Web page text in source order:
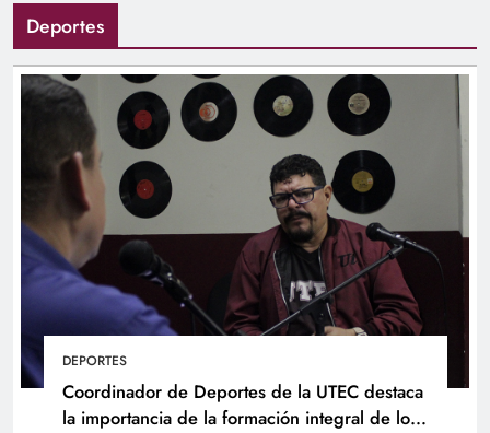
Deportes
DEPORTES
Coordinador de Deportes de la UTEC destaca
la importancia de la formación integral de los